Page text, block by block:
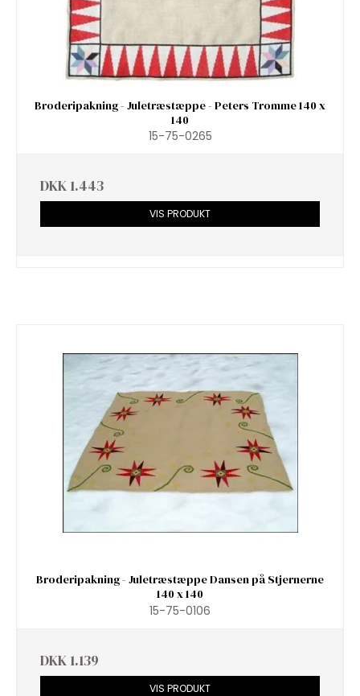
Broderipakning - Juletræstæppe - Peters Tromme 140 x
140
15-75-0265
DKK 1.443
VIS PRODUKT
Broderipakning - Juletræstæppe Dansen på Stjernerne
140 x 140
15-75-0106
DKK 1.139
VIS PRODUKT